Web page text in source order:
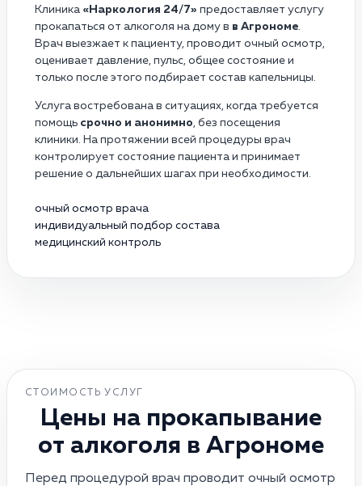
Клиника «Наркология 24/7» предоставляет услугу
прокапаться от алкоголя на дому в в Агрономе.
Врач выезжает к пациенту, проводит очный осмотр,
оценивает давление, пульс, общее состояние и
только после этого подбирает состав капельницы.
Услуга востребована в ситуациях, когда требуется
помощь срочно и анонимно, без посещения
клиники. На протяжении всей процедуры врач
контролирует состояние пациента и принимает
решение о дальнейших шагах при необходимости.
очный осмотр врача
индивидуальный подбор состава
медицинский контроль
СТОИМОСТЬ УСЛУГ
Цены на прокапывание
от алкоголя в Агрономе
Перед процедурой врач проводит очный осмотр